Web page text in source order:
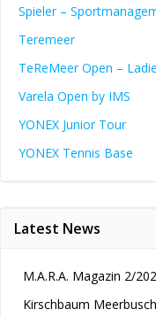
Spieler –
Teremeer
TeReMeer Open –
Varela Open by IMS
YONEX Junior Tour
YONEX Tennis Base
Latest News
M.A.R.A. Magazin 2/
Kirschbaum